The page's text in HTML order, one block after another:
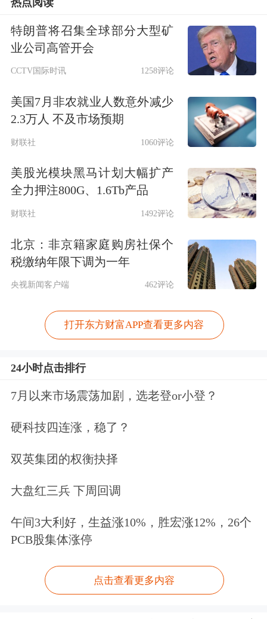
热点阅读
特朗普将召集全球部分大型矿
业公司高管开会
CCTV国际时讯 1258评论
美国7月非农就业人数意外减少
2.3万人 不及市场预期
财联社 1060评论
美股光模块黑马计划大幅扩产
全力押注800G、1.6Tb产品
财联社 1492评论
北京：非京籍家庭购房社保个
税缴纳年限下调为一年
央视新闻客户端 462评论
打开东方财富APP查看更多内容
24小时点击排行
7月以来市场震荡加剧，选老登or小登？
硬科技四连涨，稳了？
双英集团的权衡抉择
大盘红三兵 下周回调
午间3大利好，生益涨10%，胜宏涨12%，26个
PCB股集体涨停
点击查看更多内容